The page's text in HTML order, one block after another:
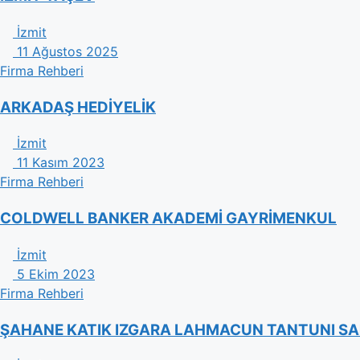
İzmit
11 Ağustos 2025
Firma Rehberi
ARKADAŞ HEDİYELİK
İzmit
11 Kasım 2023
Firma Rehberi
COLDWELL BANKER AKADEMİ GAYRİMENKUL
İzmit
5 Ekim 2023
Firma Rehberi
ŞAHANE KATIK IZGARA LAHMACUN TANTUNI